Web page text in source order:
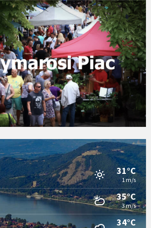
31°C
1 m/s
35°C
3 m/s
34°C